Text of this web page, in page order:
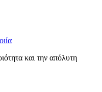
και την απόλυτη